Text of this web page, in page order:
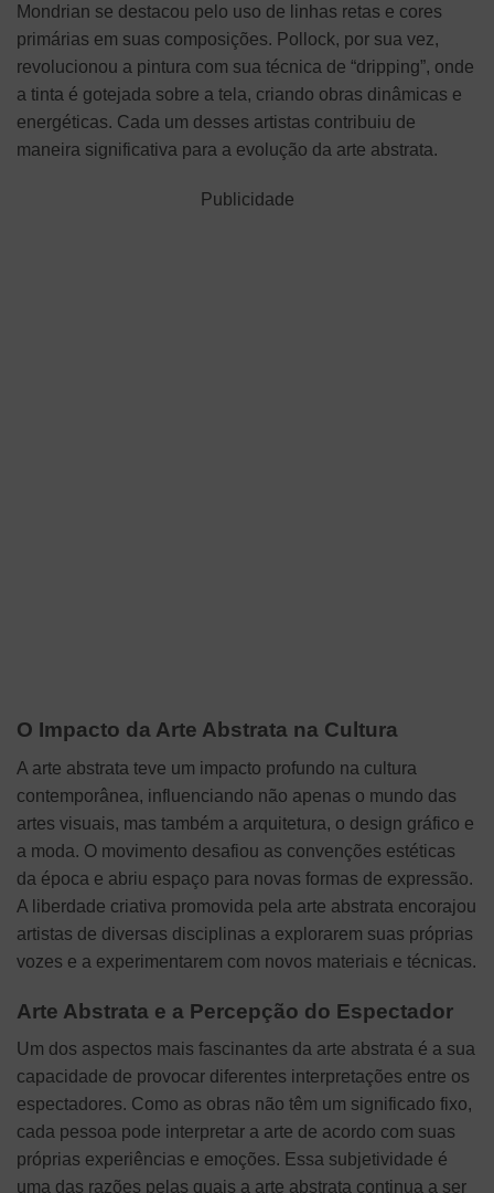
Mondrian se destacou pelo uso de linhas retas e cores
primárias em suas composições. Pollock, por sua vez,
revolucionou a pintura com sua técnica de “dripping”, onde
a tinta é gotejada sobre a tela, criando obras dinâmicas e
energéticas. Cada um desses artistas contribuiu de
maneira significativa para a evolução da arte abstrata.
Publicidade
O Impacto da Arte Abstrata na Cultura
A arte abstrata teve um impacto profundo na cultura
contemporânea, influenciando não apenas o mundo das
artes visuais, mas também a arquitetura, o design gráfico e
a moda. O movimento desafiou as convenções estéticas
da época e abriu espaço para novas formas de expressão.
A liberdade criativa promovida pela arte abstrata encorajou
artistas de diversas disciplinas a explorarem suas próprias
vozes e a experimentarem com novos materiais e técnicas.
Arte Abstrata e a Percepção do Espectador
Um dos aspectos mais fascinantes da arte abstrata é a sua
capacidade de provocar diferentes interpretações entre os
espectadores. Como as obras não têm um significado fixo,
cada pessoa pode interpretar a arte de acordo com suas
próprias experiências e emoções. Essa subjetividade é
uma das razões pelas quais a arte abstrata continua a ser